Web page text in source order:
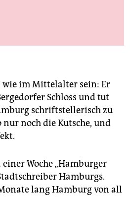
wie im Mittelalter sein: Er
Schloss und tut
schriftstellerisch zu
noch die Kutsche, und
Woche „Hamburger
Hamburgs.
lang Hamburg von all